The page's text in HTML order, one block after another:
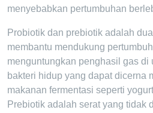
menyebabkan pertumbuhan
Probiotik dan prebiotik adalah
membantu mendukung
menguntungkan penghasil gas di
bakteri hidup yang dapat dicerna
makanan fermentasi seperti
Prebiotik adalah serat yang tidak